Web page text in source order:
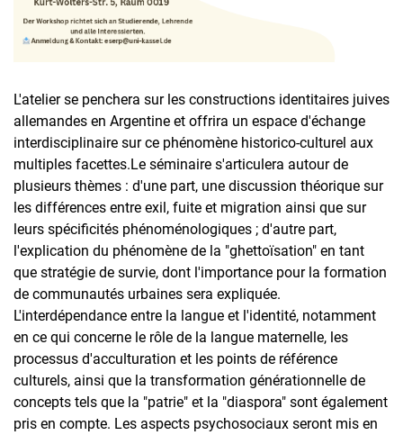
L'atelier se penchera sur les constructions identitaires juives
allemandes en Argentine et offrira un espace d'échange
interdisciplinaire sur ce phénomène historico-culturel aux
multiples facettes.Le séminaire s'articulera autour de
plusieurs thèmes : d'une part, une discussion théorique sur
les différences entre exil, fuite et migration ainsi que sur
leurs spécificités phénoménologiques ; d'autre part,
l'explication du phénomène de la "ghettoïsation" en tant
que stratégie de survie, dont l'importance pour la formation
de communautés urbaines sera expliquée.
L'interdépendance entre la langue et l'identité, notamment
en ce qui concerne le rôle de la langue maternelle, les
processus d'acculturation et les points de référence
culturels, ainsi que la transformation générationnelle de
concepts tels que la "patrie" et la "diaspora" sont également
pris en compte. Les aspects psychosociaux seront mis en